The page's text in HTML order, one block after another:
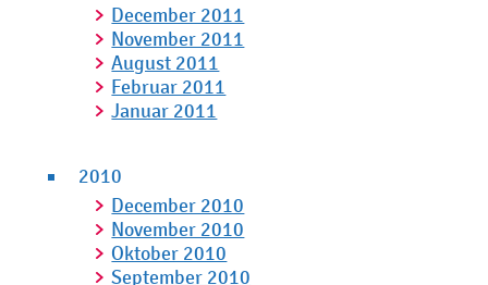
December 2011
November 2011
August 2011
Februar 2011
Januar 2011
2010
December 2010
November 2010
Oktober 2010
September 2010